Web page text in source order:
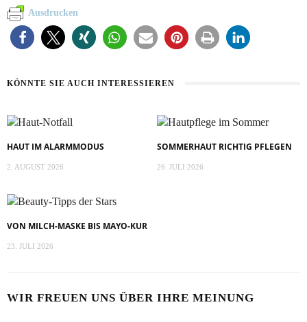
Ausdrucken
KÖNNTE SIE AUCH INTERESSIEREN
HAUT IM ALARMMODUS
2. AUGUST 2026
SOMMERHAUT RICHTIG PFLEGEN
26. JULI 2026
VON MILCH-MASKE BIS MAYO-KUR
23. JULI 2026
WIR FREUEN UNS ÜBER IHRE MEINUNG